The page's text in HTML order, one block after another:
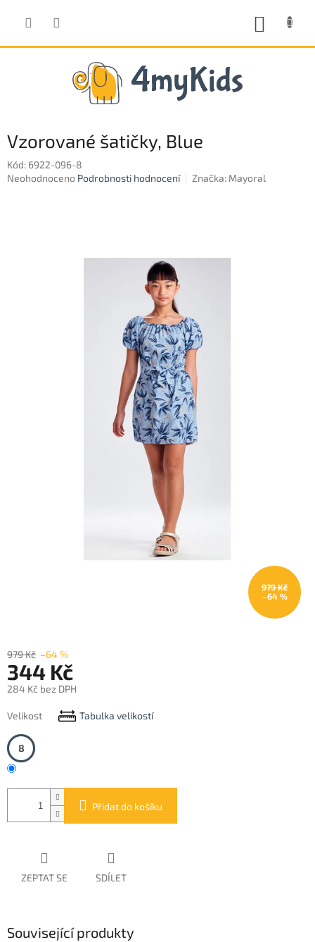
Vzorované šatičky, Blue
Kód: 6922-096-8
Průměrné
Neohodnoceno Podrobnosti hodnocení Značka: Mayoral
979 Kč
–64 %
979 Kč –64 %
344 Kč
284 Kč bez DPH
cena:
Velikost Tabulka velikostí
8
Přidat do košíku
ZEPTAT SE SDÍLET
Související produkty